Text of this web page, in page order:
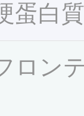
蛋白
ロン